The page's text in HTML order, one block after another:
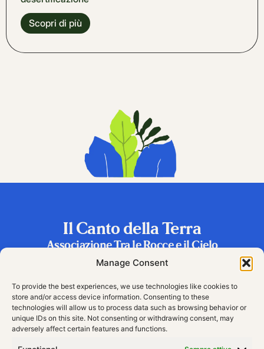
Manage Consent
To provide the best experiences, we use technologies like cookies to
store and/or access device information. Consenting to these
technologies will allow us to process data such as browsing behavior or
unique IDs on this site. Not consenting or withdrawing consent, may
adversely affect certain features and functions.
Scopri di più
Il Canto della Terra
Associazione Tra le Rocce e il Cielo
Frazione Riva 2, 38060 Vallarsa (TN), Italy